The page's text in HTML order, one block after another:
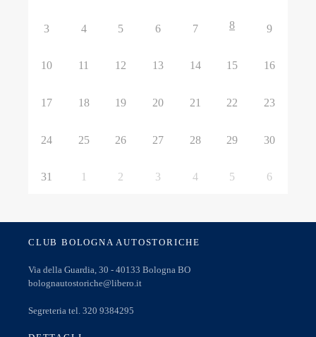
3 4 5 6 7 8 9
10 11 12 13 14 15 16
17 18 19 20 21 22 23
24 25 26 27 28 29 30
31 1 2 3 4 5 6
CLUB BOLOGNA AUTOSTORICHE
Via della Guardia, 30 - 40133 Bologna BO
bolognautostoriche@libero.it
Segreteria tel. 320 9384295